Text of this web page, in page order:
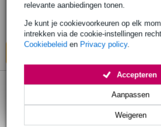
relevante aanbiedingen tonen.
Je kunt je cookievoorkeuren op elk
intrekken via de cookie-instellingen
Cookiebeleid en Privacy policy.
Weigeren
Aanpassen
Accepteren
Adviesprijs € 219,-
Op voorraad bij de
Sennheiser EW-DX
zwanenhals
831.8MHz 863.2-